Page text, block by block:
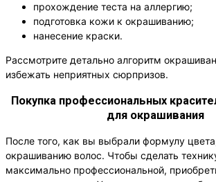
прохождение теста на аллергию;
подготовка кожи к окрашиванию;
нанесение краски.
Рассмотрите детально алгоритм
избежать неприятных сюрпризов.
Покупка профессиональных
для окрашивания
После того, как вы выбрали формулу
окрашиванию волос. Чтобы сделать
максимально профессиональной,